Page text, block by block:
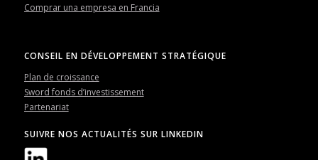
Comprar una empresa en Francia
CONSEIL EN DÉVELOPPEMENT STRATÉGIQUE
Plan de croissance
Sword fonds d’investissement
Partenariat
SUIVRE NOS ACTUALITÉS SUR LINKEDIN